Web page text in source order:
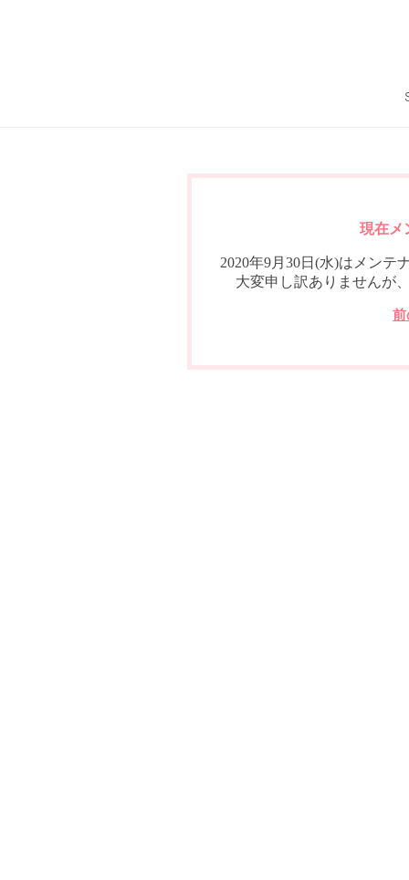
現在メ
2020年9月30日(水)はメンテ
大変申し訳ありませんが
前